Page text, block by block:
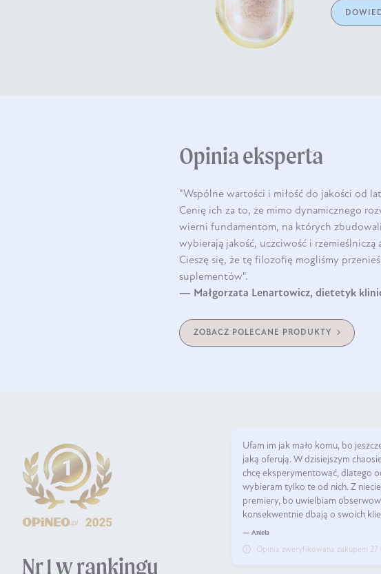
Opinia eksperta
"Wspólne wartości i miłość do jakości od
Cenię ich za to, że mimo dynamicznego
wierni fundamentom, na których
wybierają jakość, uczciwość i rzemieślniczą
Cieszę się, że tę filozofię mogliśmy
suplementów".
— Małgorzata Lenartowicz, dietetyk
ZOBACZ POLECANE PRODUKTY
Nr 1 w rankingu
Ufam im jak mało komu, bo
jaką oferują. W dzisiejszym
chcę eksperymentować, dlatego
wybieram tylko te od nich. Z
premiery, bo uwielbiam
konsekwentnie dbają o swoich
— Aniela
Opinia zweryfikowana zakupem 27